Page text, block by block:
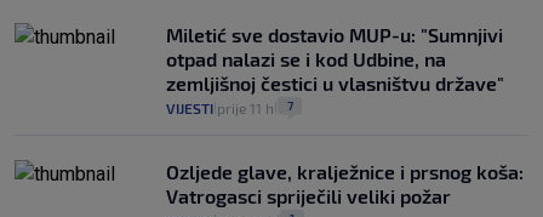
Miletić sve dostavio MUP-u: "Sumnjivi
otpad nalazi se i kod Udbine, na
zemljišnoj čestici u vlasništvu države"
VIJESTI prije 11 h 7
Ozljede glave, kralježnice i prsnog koša:
Vatrogasci spriječili veliki požar